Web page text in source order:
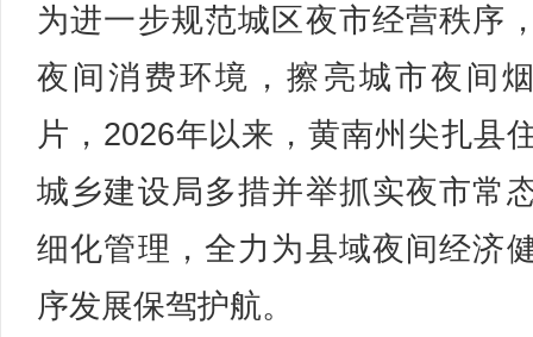
为进一步规范城区夜市经营秩序
夜间消费环境，擦亮城市夜间
片，2026年以来，黄南州尖扎县
城乡建设局多措并举抓实夜市常
细化管理，全力为县域夜间经济
序发展保驾护航。